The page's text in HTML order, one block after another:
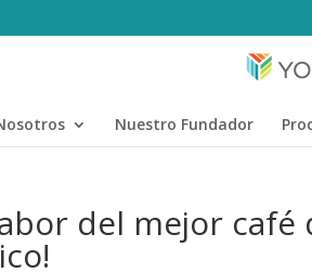
Nuestro Fundador
del mejor